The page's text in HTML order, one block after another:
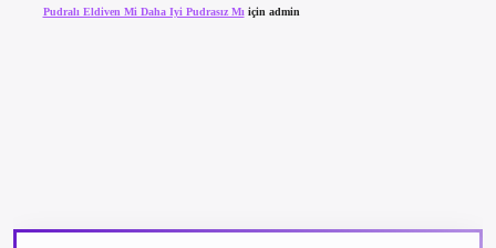
Pudralı Eldiven Mi Daha Iyi Pudrasız Mı için admin